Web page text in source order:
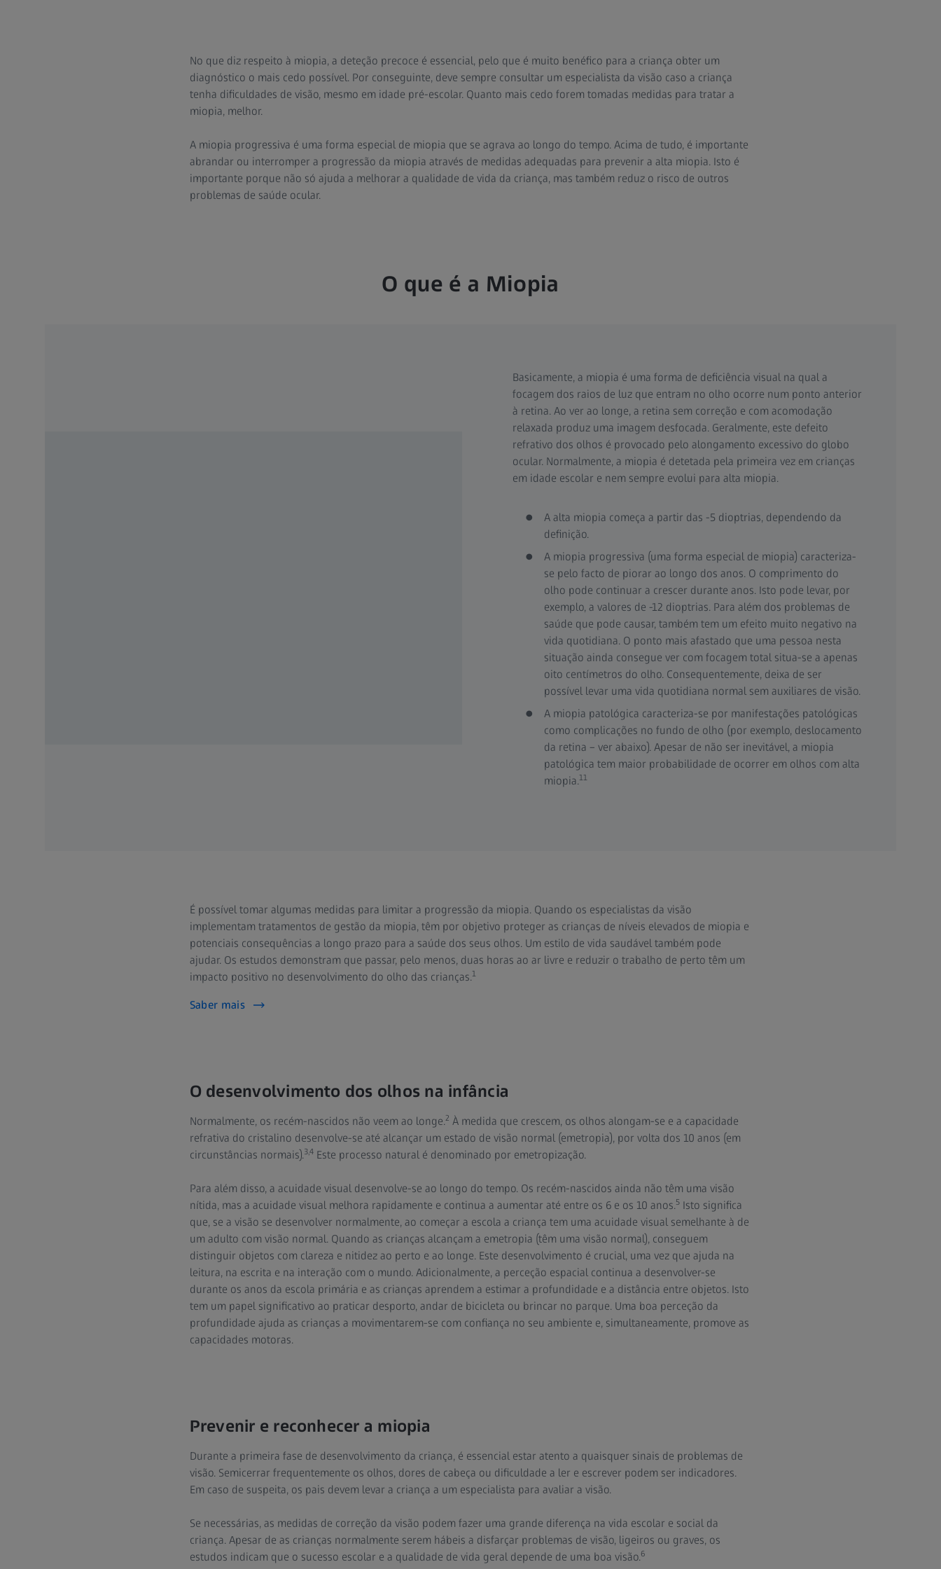
No que diz respeito à miopia, a deteção precoce é essencial, pelo que é muito benéfico para a criança obter um
diagnóstico o mais cedo possível. Por conseguinte, deve sempre consultar um especialista da visão caso a criança
tenha dificuldades de visão, mesmo em idade pré-escolar. Quanto mais cedo forem tomadas medidas para tratar a
miopia, melhor.
A miopia progressiva é uma forma especial de miopia que se agrava ao longo do tempo. Acima de tudo, é importante
abrandar ou interromper a progressão da miopia através de medidas adequadas para prevenir a alta miopia. Isto é
importante porque não só ajuda a melhorar a qualidade de vida da criança, mas também reduz o risco de outros
problemas de saúde ocular.
O que é a Miopia
Basicamente, a miopia é uma forma de deficiência visual na qual a
focagem dos raios de luz que entram no olho ocorre num ponto anterior
à retina. Ao ver ao longe, a retina sem correção e com acomodação
relaxada produz uma imagem desfocada. Geralmente, este defeito
refrativo dos olhos é provocado pelo alongamento excessivo do globo
ocular. Normalmente, a miopia é detetada pela primeira vez em crianças
em idade escolar e nem sempre evolui para alta miopia.
A alta miopia começa a partir das -5 dioptrias, dependendo da
definição.
A miopia progressiva (uma forma especial de miopia) caracteriza-
se pelo facto de piorar ao longo dos anos. O comprimento do
olho pode continuar a crescer durante anos. Isto pode levar, por
exemplo, a valores de -12 dioptrias. Para além dos problemas de
saúde que pode causar, também tem um efeito muito negativo na
vida quotidiana. O ponto mais afastado que uma pessoa nesta
situação ainda consegue ver com focagem total situa-se a apenas
oito centímetros do olho. Consequentemente, deixa de ser
possível levar uma vida quotidiana normal sem auxiliares de visão.
A miopia patológica caracteriza-se por manifestações patológicas
como complicações no fundo de olho (por exemplo, deslocamento
da retina – ver abaixo). Apesar de não ser inevitável, a miopia
patológica tem maior probabilidade de ocorrer em olhos com alta
miopia.11
É possível tomar algumas medidas para limitar a progressão da miopia. Quando os especialistas da visão
implementam tratamentos de gestão da miopia, têm por objetivo proteger as crianças de níveis elevados de miopia e
potenciais consequências a longo prazo para a saúde dos seus olhos. Um estilo de vida saudável também pode
ajudar. Os estudos demonstram que passar, pelo menos, duas horas ao ar livre e reduzir o trabalho de perto têm um
impacto positivo no desenvolvimento do olho das crianças.1
Saber mais
O desenvolvimento dos olhos na infância
Normalmente, os recém-nascidos não veem ao longe.2 À medida que crescem, os olhos alongam-se e a capacidade
refrativa do cristalino desenvolve-se até alcançar um estado de visão normal (emetropia), por volta dos 10 anos (em
circunstâncias normais).3,4Este processo natural é denominado por emetropização.
Para além disso, a acuidade visual desenvolve-se ao longo do tempo. Os recém-nascidos ainda não têm uma visão
nítida, mas a acuidade visual melhora rapidamente e continua a aumentar até entre os 6 e os 10 anos.5Isto significa
que, se a visão se desenvolver normalmente, ao começar a escola a criança tem uma acuidade visual semelhante à de
um adulto com visão normal. Quando as crianças alcançam a emetropia (têm uma visão normal), conseguem
distinguir objetos com clareza e nitidez ao perto e ao longe. Este desenvolvimento é crucial, uma vez que ajuda na
leitura, na escrita e na interação com o mundo. Adicionalmente, a perceção espacial continua a desenvolver-se
durante os anos da escola primária e as crianças aprendem a estimar a profundidade e a distância entre objetos. Isto
tem um papel significativo ao praticar desporto, andar de bicicleta ou brincar no parque. Uma boa perceção da
profundidade ajuda as crianças a movimentarem-se com confiança no seu ambiente e, simultaneamente, promove as
capacidades motoras.
Prevenir e reconhecer a miopia
Durante a primeira fase de desenvolvimento da criança, é essencial estar atento a quaisquer sinais de problemas de
visão. Semicerrar frequentemente os olhos, dores de cabeça ou dificuldade a ler e escrever podem ser indicadores.
Em caso de suspeita, os pais devem levar a criança a um especialista para avaliar a visão.
Se necessárias, as medidas de correção da visão podem fazer uma grande diferença na vida escolar e social da
criança. Apesar de as crianças normalmente serem hábeis a disfarçar problemas de visão, ligeiros ou graves, os
estudos indicam que o sucesso escolar e a qualidade de vida geral depende de uma boa visão.6